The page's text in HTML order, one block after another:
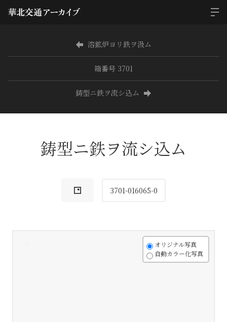
溶鉱炉ヨリ鉄ヲ汲ム
箱番号 3701
鋳型ニ鉄ヲ流シ込ム
鋳型ニ鉄ヲ流シ込ム
3701-016065-0
オリジナル写真
自動カラー化写真